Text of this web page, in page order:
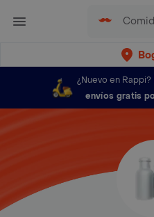
¿Nuevo en Rappi?
envíos gratis